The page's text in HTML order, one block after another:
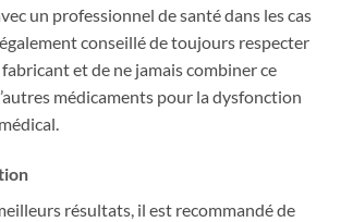
un professionnel de santé dans les cas
conseillé de toujours respecter
et de ne jamais combiner ce
médicaments pour la dysfonction
résultats, il est recommandé de